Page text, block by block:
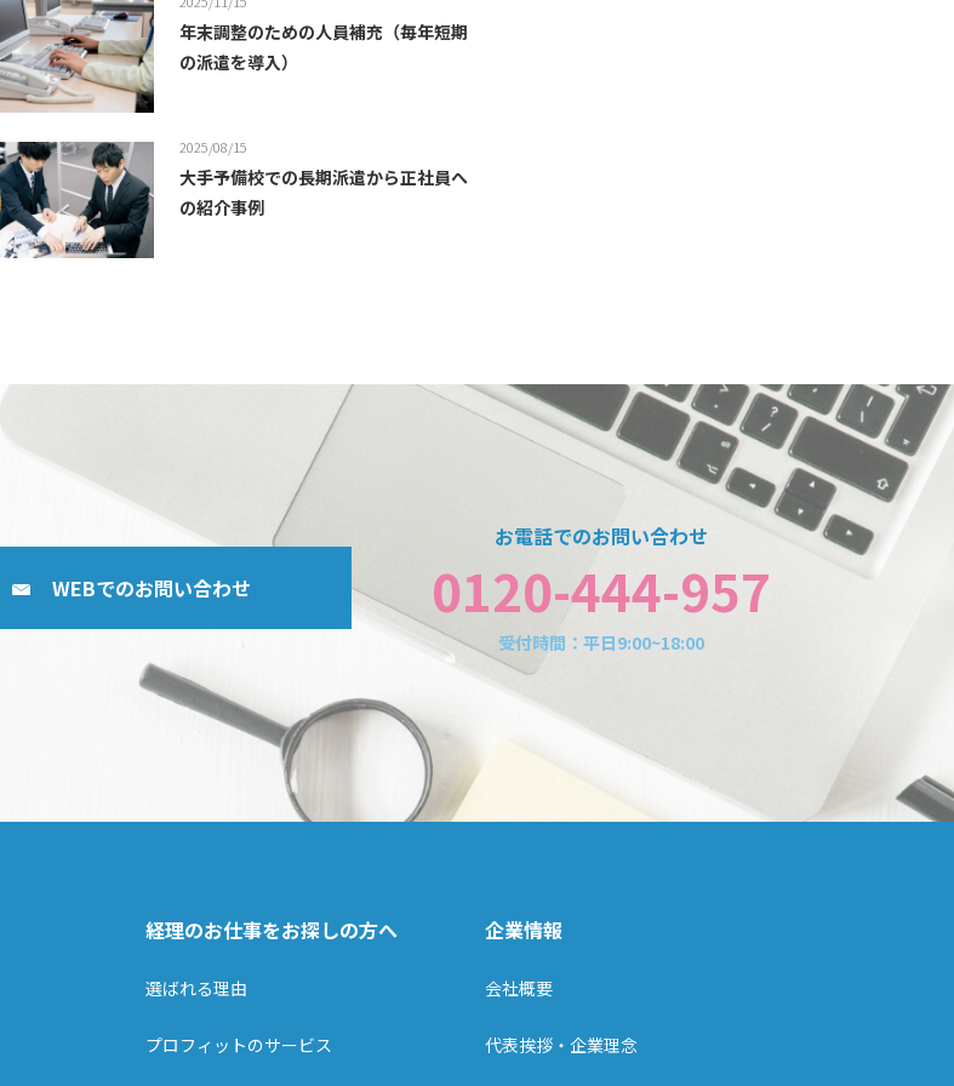
年末調整のための人員補充（毎年短期
の派遣を導入）
2025/08/15
大手予備校での長期派遣から正社員へ
の紹介事例
WEBでのお問い合わせ
お電話でのお問い合わせ
0120-444-957
受付時間：平日9:00~18:00
経理のお仕事をお探しの方へ
選ばれる理由
プロフィットのサービス
企業情報
会社概要
代表挨拶・企業理念